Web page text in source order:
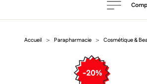
Accueil Parapharmacie Cosmétique &
-20%